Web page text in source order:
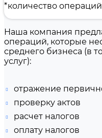
*количество
Наша компания
операций, которые
среднего бизнеса (в
услуг):
отражение
проверку актов
расчет налогов
оплату налогов